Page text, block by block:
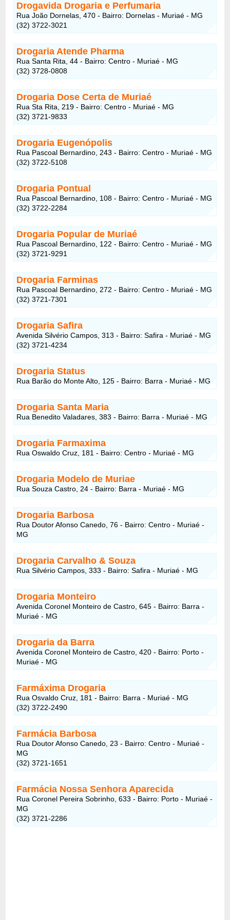
Drogavida Drogaria e Perfumaria
Rua João Dornelas, 470 - Bairro: Dornelas - Muriaé - MG
(32) 3722-3021
Drogaria Atende Pharma
Rua Santa Rita, 44 - Bairro: Centro - Muriaé - MG
(32) 3728-0808
Drogaria Dose Certa de Muriaé
Rua Sta Rita, 219 - Bairro: Centro - Muriaé - MG
(32) 3721-9833
Drogaria Eugenópolis
Rua Pascoal Bernardino, 243 - Bairro: Centro - Muriaé - MG
(32) 3722-5108
Drogaria Pontual
Rua Pascoal Bernardino, 108 - Bairro: Centro - Muriaé - MG
(32) 3722-2284
Drogaria Popular de Muriaé
Rua Pascoal Bernardino, 122 - Bairro: Centro - Muriaé - MG
(32) 3721-9291
Drogaria Farminas
Rua Pascoal Bernardino, 272 - Bairro: Centro - Muriaé - MG
(32) 3721-7301
Drogaria Safira
Avenida Silvério Campos, 313 - Bairro: Safira - Muriaé - MG
(32) 3721-4234
Drogaria Status
Rua Barão do Monte Alto, 125 - Bairro: Barra - Muriaé - MG
Drogaria Santa Maria
Rua Benedito Valadares, 383 - Bairro: Barra - Muriaé - MG
Drogaria Farmaxima
Rua Oswaldo Cruz, 181 - Bairro: Centro - Muriaé - MG
Drogaria Modelo de Muriae
Rua Souza Castro, 24 - Bairro: Barra - Muriaé - MG
Drogaria Barbosa
Rua Doutor Afonso Canedo, 76 - Bairro: Centro - Muriaé -
MG
Drogaria Carvalho & Souza
Rua Silvério Campos, 333 - Bairro: Safira - Muriaé - MG
Drogaria Monteiro
Avenida Coronel Monteiro de Castro, 645 - Bairro: Barra -
Muriaé - MG
Drogaria da Barra
Avenida Coronel Monteiro de Castro, 420 - Bairro: Porto -
Muriaé - MG
Farmáxima Drogaria
Rua Osvaldo Cruz, 181 - Bairro: Barra - Muriaé - MG
(32) 3722-2490
Farmácia Barbosa
Rua Doutor Afonso Canedo, 23 - Bairro: Centro - Muriaé -
MG
(32) 3721-1651
Farmácia Nossa Senhora Aparecida
Rua Coronel Pereira Sobrinho, 633 - Bairro: Porto - Muriaé -
MG
(32) 3721-2286